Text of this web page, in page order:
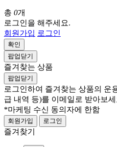
총 0개
로그인을 해주세요.
회원가입 로그인
확인
팝업닫기
즐겨찾는 상품
팝업닫기
로그인하여 즐겨찾는 상품의 운
급 내역 등)를 이메일로 받아보세
*마케팅 수신 동의자에 한함
회원가입 로그인
즐겨찾기